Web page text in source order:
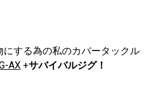
する為の私のカバータックル
AX +サバイバルジグ！